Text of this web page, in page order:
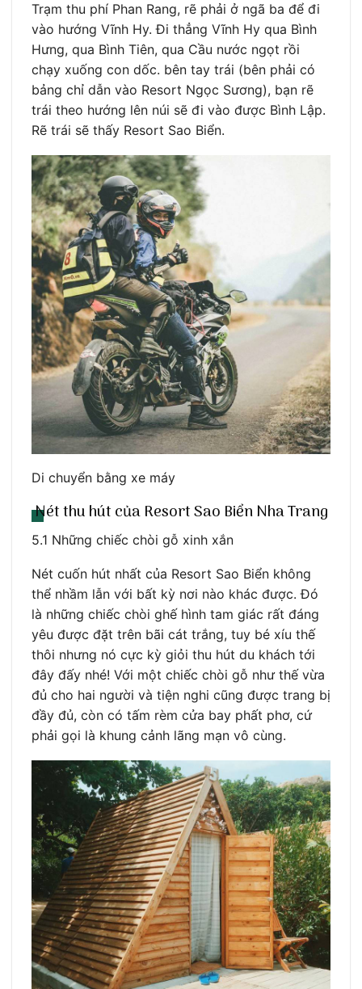
Trạm thu phí Phan Rang, rẽ phải ở ngã ba để đi
vào hướng Vĩnh Hy. Đi thẳng Vĩnh Hy qua Bình
Hưng, qua Bình Tiên, qua Cầu nước ngọt rồi
chạy xuống con dốc. bên tay trái (bên phải có
bảng chỉ dẫn vào Resort Ngọc Sương), bạn rẽ
trái theo hướng lên núi sẽ đi vào được Bình Lập.
Rẽ trái sẽ thấy Resort Sao Biển.
Di chuyển bằng xe máy
Nét thu hút của Resort Sao Biển Nha Trang
5.1 Những chiếc chòi gỗ xinh xắn
Nét cuốn hút nhất của Resort Sao Biển không
thể nhầm lẫn với bất kỳ nơi nào khác được. Đó
là những chiếc chòi ghế hình tam giác rất đáng
yêu được đặt trên bãi cát trắng, tuy bé xíu thế
thôi nhưng nó cực kỳ giỏi thu hút du khách tới
đây đấy nhé! Với một chiếc chòi gỗ như thế vừa
đủ cho hai người và tiện nghi cũng được trang bị
đầy đủ, còn có tấm rèm cửa bay phất phơ, cứ
phải gọi là khung cảnh lãng mạn vô cùng.